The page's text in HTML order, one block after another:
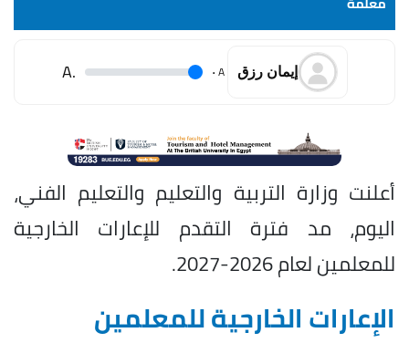
إيمان رزق A
.
.A
أعلنت وزارة التربية والتعليم والتعليم الفني،
اليوم، مد فترة التقدم للإعارات الخارجية
للمعلمين لعام 2026-2027.
الإعارات الخارجية للمعلمين